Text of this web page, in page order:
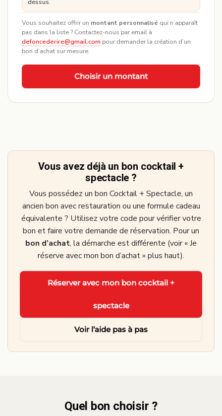
Vous souhaitez offrir un montant personnalisé qui n’apparaît
pas dans la liste ? Contactez-nous par email à
defoncederire@gmail.com pour demander la création d’un
bon d’achat sur mesure.
Choisir un montant
Vous avez déjà un bon cocktail +
spectacle ?
Vous possédez un bon Cocktail + Spectacle, un
ancien bon avec restauration ou une formule cadeau
équivalente ? Utilisez votre code pour vérifier votre
bon et faire votre demande de réservation. Pour un
bon d’achat, la démarche est différente (voir « Je
réserve avec mon bon d’achat » plus haut).
Réserver avec mon bon cocktail +
spectacle
Voir l’aide pas à pas
Quel bon choisir ?